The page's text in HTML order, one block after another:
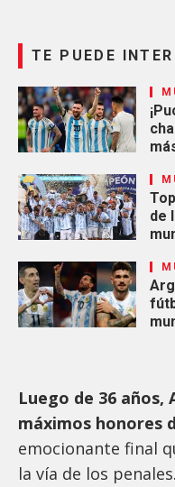
TE PUEDE
de
Luego de 36
máximos honores
emocionante final
la vía de los